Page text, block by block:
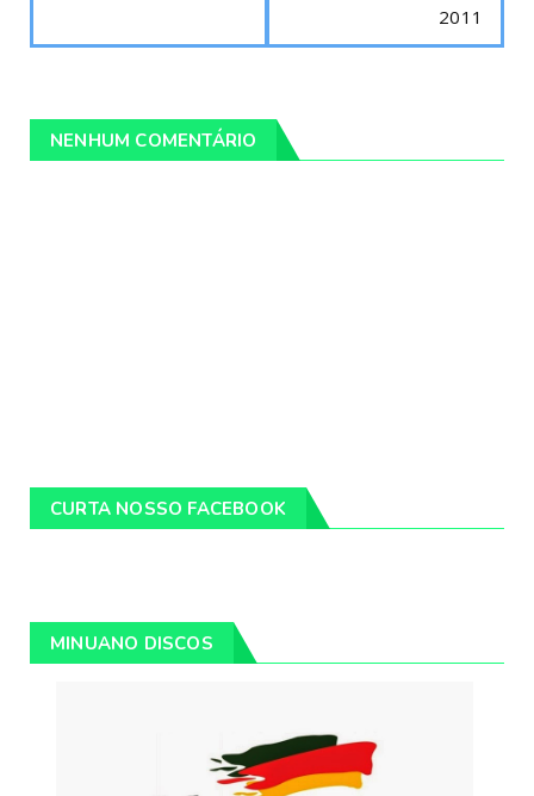
2011
NENHUM COMENTÁRIO
CURTA NOSSO FACEBOOK
MINUANO DISCOS